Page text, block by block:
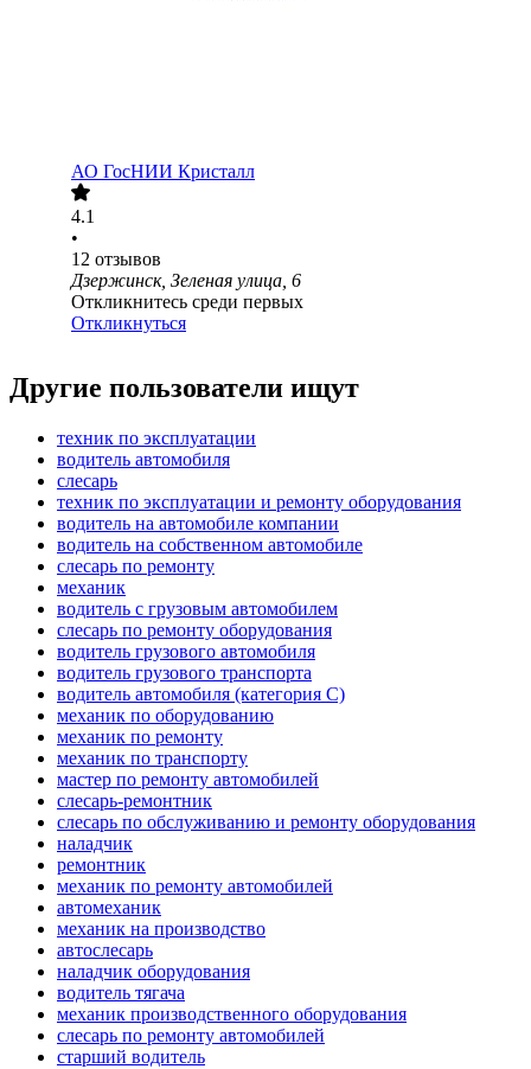
АО ГосНИИ Кристалл
4.1
•
12 отзывов
Дзержинск, Зеленая улица, 6
Откликнитесь среди первых
Откликнуться
Другие пользователи ищут
техник по эксплуатации
водитель автомобиля
слесарь
техник по эксплуатации и ремонту оборудования
водитель на автомобиле компании
водитель на собственном автомобиле
слесарь по ремонту
механик
водитель с грузовым автомобилем
слесарь по ремонту оборудования
водитель грузового автомобиля
водитель грузового транспорта
водитель автомобиля (категория C)
механик по оборудованию
механик по ремонту
механик по транспорту
мастер по ремонту автомобилей
слесарь-ремонтник
слесарь по обслуживанию и ремонту оборудования
наладчик
ремонтник
механик по ремонту автомобилей
автомеханик
механик на производство
автослесарь
наладчик оборудования
водитель тягача
механик производственного оборудования
слесарь по ремонту автомобилей
старший водитель